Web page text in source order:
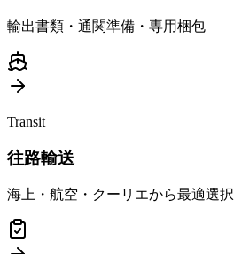
輸出書類・通関準備・専用梱包
Transit
往路輸送
海上・航空・クーリエから最適選択